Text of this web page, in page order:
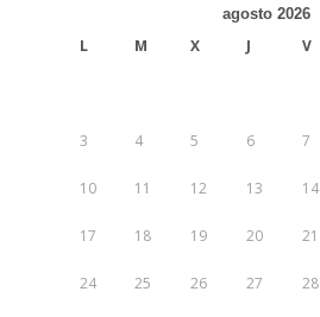
agosto 2026
L M X J V
3 4 5 6 7
10 11 12 13 14
17 18 19 20 21
24 25 26 27 28